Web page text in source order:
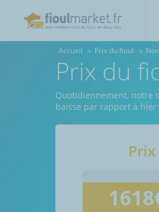
Accueil Prix du fioul
Prix du
Quotidiennement, notre
baisse par rapport à hier
1618